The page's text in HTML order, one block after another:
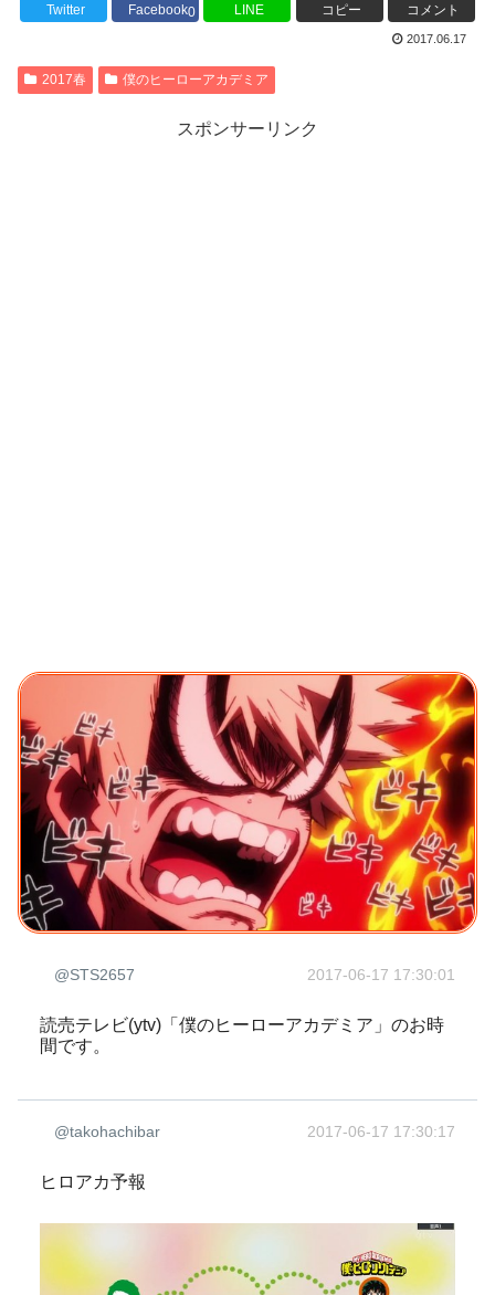
Powered by livedoor 相互RSS
Twitter Facebook0 LINE コピー コメント
2017.06.17
2017春 僕のヒーローアカデミア
スポンサーリンク
@STS2657 2017-06-17 17:30:01
読売テレビ(ytv)「僕のヒーローアカデミア」のお時
間です。
@takohachibar 2017-06-17 17:30:17
ヒロアカ予報